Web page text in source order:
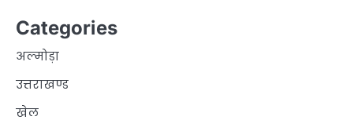
Categories
अल्मोड़ा
उत्तराखण्ड
खेल